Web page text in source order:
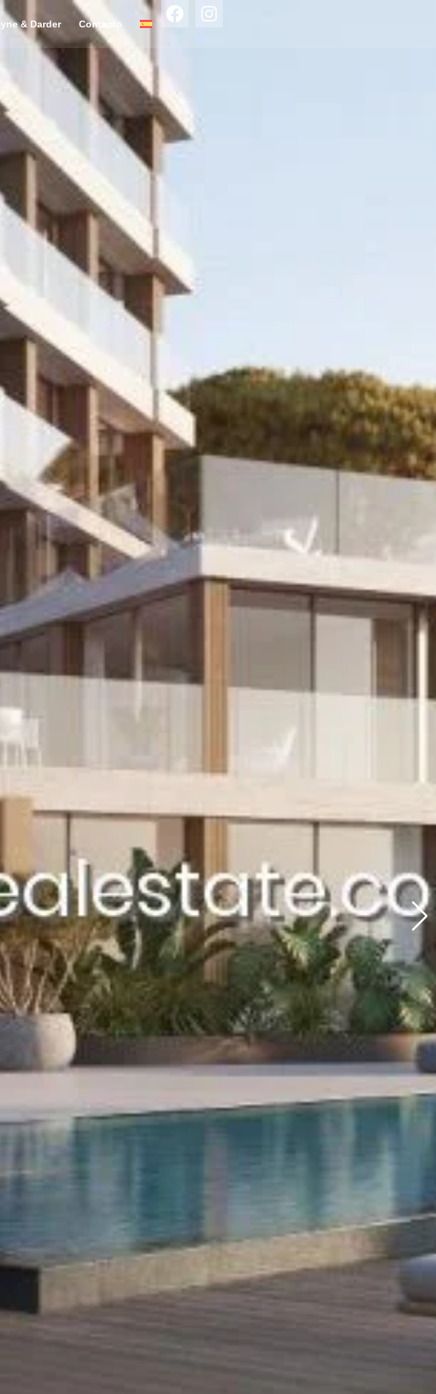
& Darder Contacto